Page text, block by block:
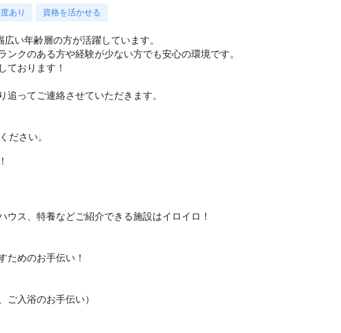
あり 資格を活かせる
い年齢層の方が活躍しています。
ンクのある方や経験が少ない方でも安心の環境です。
ております！
追ってご連絡させていただきます。
ださい。
ウス、特養などご紹介できる施設はイロイロ！
ためのお手伝い！
ご入浴のお手伝い）